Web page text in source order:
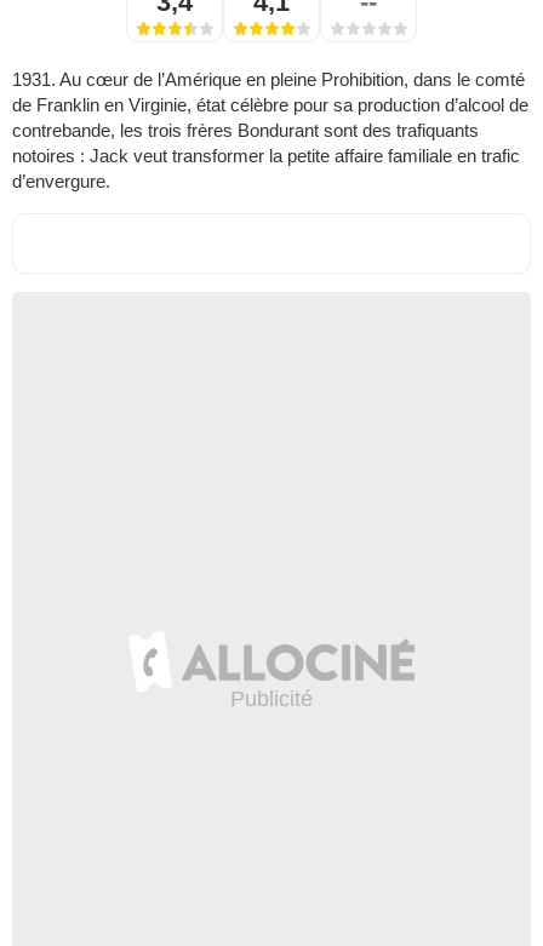
1931. Au cœur de l’Amérique en pleine Prohibition, dans le comté
de Franklin en Virginie, état célèbre pour sa production d’alcool de
contrebande, les trois frères Bondurant sont des trafiquants
notoires : Jack veut transformer la petite affaire familiale en trafic
d’envergure.